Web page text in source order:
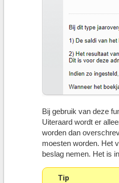
Bij gebruik van deze
Uiteraard wordt er
worden dan
moesten worden. Het
beslag nemen. Het is
Tip